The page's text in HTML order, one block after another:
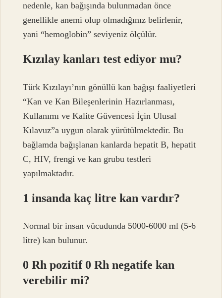
nedenle, kan bağışında bulunmadan önce
genellikle anemi olup olmadığınız belirlenir,
yani “hemoglobin” seviyeniz ölçülür.
Kızılay kanları test ediyor mu?
Türk Kızılayı’nın gönüllü kan bağışı faaliyetleri
“Kan ve Kan Bileşenlerinin Hazırlanması,
Kullanımı ve Kalite Güvencesi İçin Ulusal
Kılavuz”a uygun olarak yürütülmektedir. Bu
bağlamda bağışlanan kanlarda hepatit B, hepatit
C, HIV, frengi ve kan grubu testleri
yapılmaktadır.
1 insanda kaç litre kan vardır?
Normal bir insan vücudunda 5000-6000 ml (5-6
litre) kan bulunur.
0 Rh pozitif 0 Rh negatife kan
verebilir mi?